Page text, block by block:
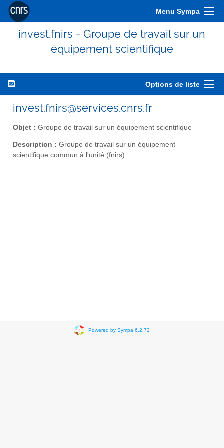
Menu Sympa
invest.fnirs - Groupe de travail sur un
équipement scientifique
Options de liste
invest.fnirs@services.cnrs.fr
Objet : Groupe de travail sur un équipement scientifique
Description : Groupe de travail sur un équipement
scientifique commun à l'unité (fnirs)
Powered by Sympa 6.2.72